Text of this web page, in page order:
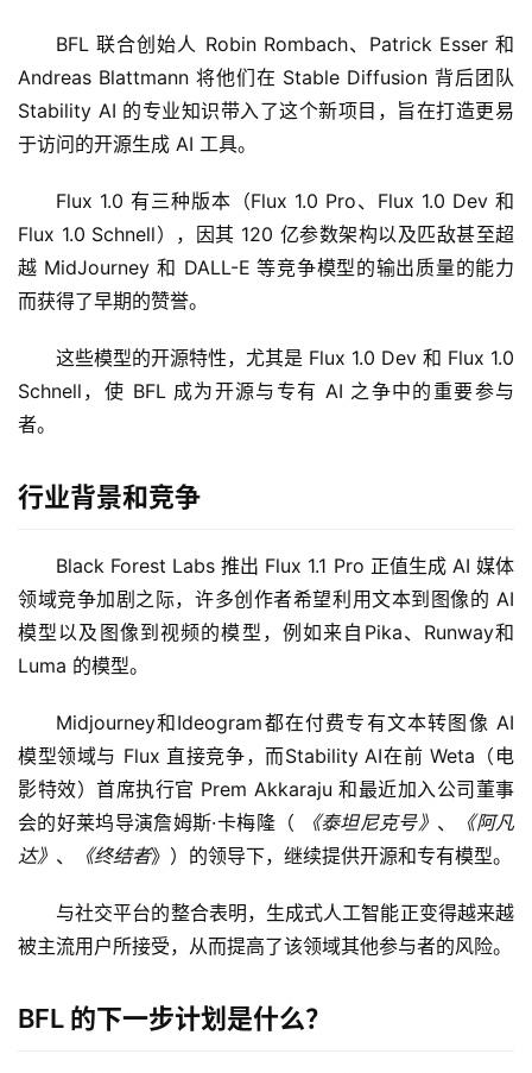
BFL 联合创始人 Robin Rombach、Patrick Esser 和
Andreas Blattmann 将他们在 Stable Diffusion 背后团队
Stability AI 的专业知识带入了这个新项目，旨在打造更易
于访问的开源生成 AI 工具。
Flux 1.0 有三种版本（Flux 1.0 Pro、Flux 1.0 Dev 和
Flux 1.0 Schnell），因其 120 亿参数架构以及匹敌甚至超
越 MidJourney 和 DALL-E 等竞争模型的输出质量的能力
而获得了早期的赞誉。
这些模型的开源特性，尤其是 Flux 1.0 Dev 和 Flux 1.0
Schnell，使 BFL 成为开源与专有 AI 之争中的重要参与
者。
行业背景和竞争
Black Forest Labs 推出 Flux 1.1 Pro 正值生成 AI 媒体
领域竞争加剧之际，许多创作者希望利用文本到图像的 AI
模型以及图像到视频的模型，例如来自Pika、Runway和
Luma 的模型。
Midjourney和Ideogram都在付费专有文本转图像 AI
模型领域与 Flux 直接竞争，而Stability AI在前 Weta（电
影特效）首席执行官 Prem Akkaraju 和最近加入公司董事
会的好莱坞导演詹姆斯·卡梅隆（
《泰坦尼克号》 、
《阿凡
达》 、 《终结者》）的领导下，继续提供开源和专有模型。
与社交平台的整合表明，生成式人工智能正变得越来越
被主流用户所接受，从而提高了该领域其他参与者的风险。
BFL 的下一步计划是什么？